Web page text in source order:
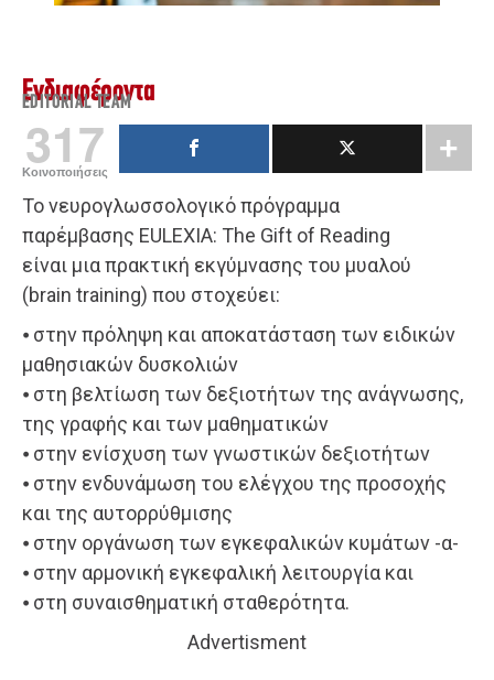
Ενδιαφέροντα
EDITORIAL TEAM
317
Κοινοποιήσεις
Το νευρογλωσσολογικό πρόγραμμα
παρέμβασης EULEXIA: The Gift of Reading
είναι μια πρακτική εκγύμνασης του μυαλού
(brain training) που στοχεύει:
⦁ στην πρόληψη και αποκατάσταση των ειδικών
μαθησιακών δυσκολιών
⦁ στη βελτίωση των δεξιοτήτων της ανάγνωσης,
της γραφής και των μαθηματικών
⦁ στην ενίσχυση των γνωστικών δεξιοτήτων
⦁ στην ενδυνάμωση του ελέγχου της προσοχής
και της αυτορρύθμισης
⦁ στην οργάνωση των εγκεφαλικών κυμάτων -α-
⦁ στην αρμονική εγκεφαλική λειτουργία και
⦁ στη συναισθηματική σταθερότητα.
Advertisment